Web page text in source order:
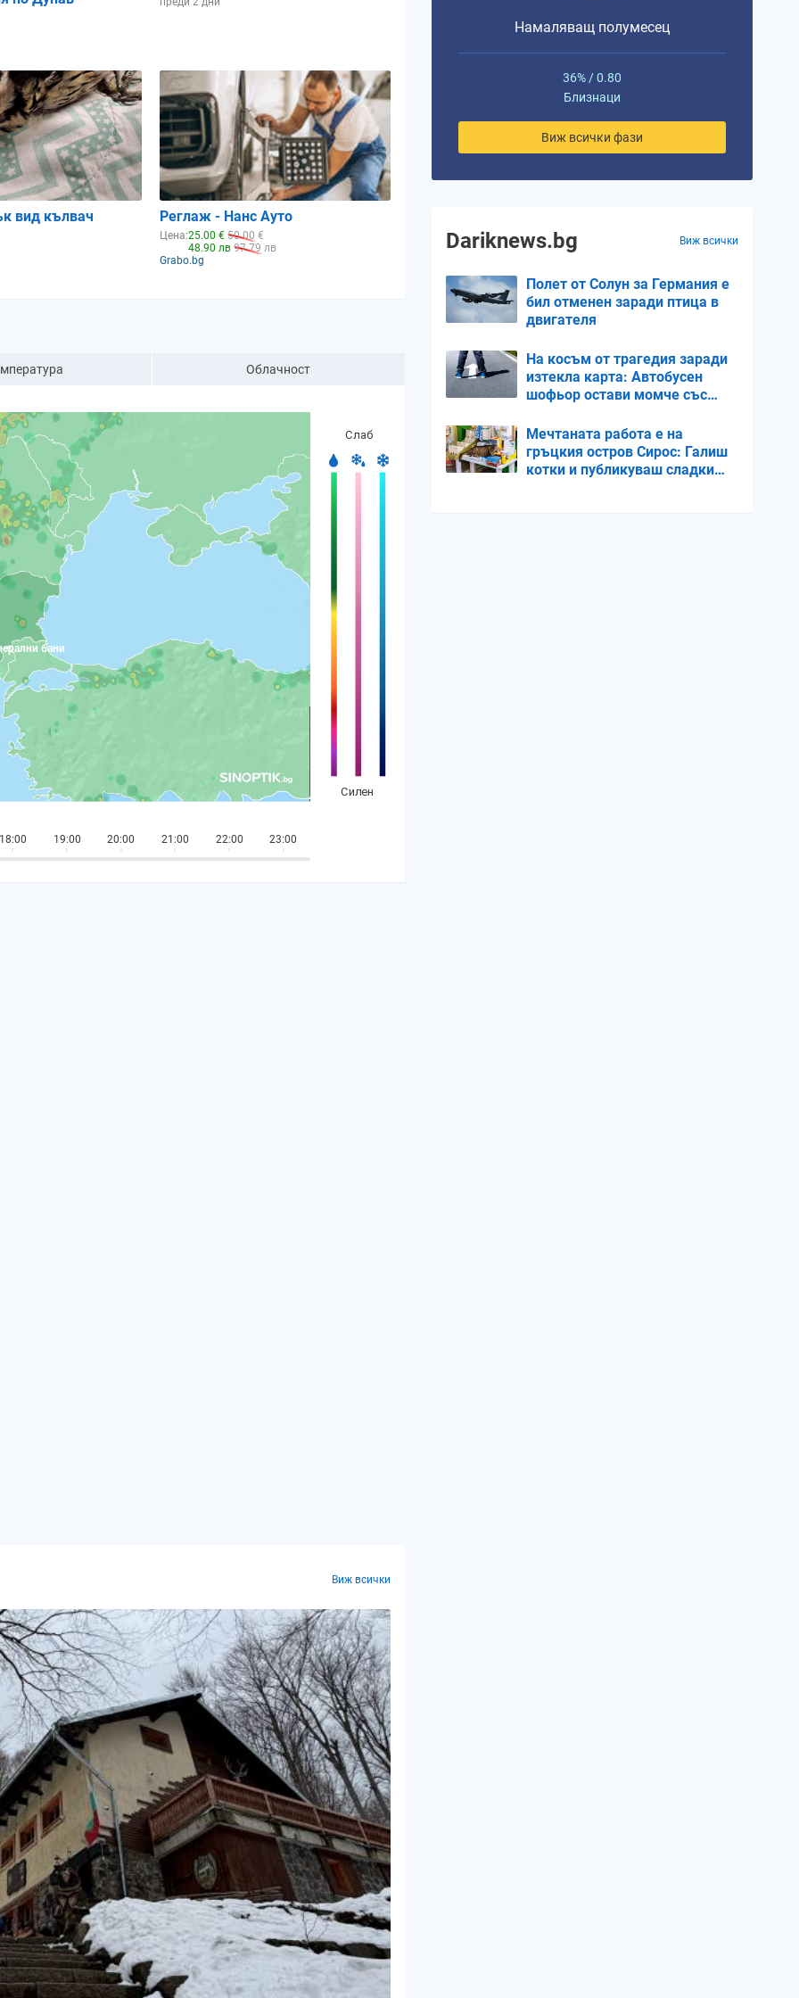
вид кълвач Реглаж - Нанс Ауто
Цена:25.00 € 50.00 €
48.90 лв 97.79 лв
Grabo.bg
Облачност
бани
19:00 20:00 21:00 22:00 23:00
Виж всички
Намаляващ полумесец
36% / 0.80
Близнаци
Виж всички фази
Dariknews.bg Виж всички
Полет от Солун за Германия е
бил отменен заради птица в
двигателя
На косъм от трагедия заради
изтекла карта: Автобусен
шофьор остави момче със
пътя в жегата
Мечтаната работа е на
гръцкия остров Сирос: Галиш
котки и публикуваш сладки